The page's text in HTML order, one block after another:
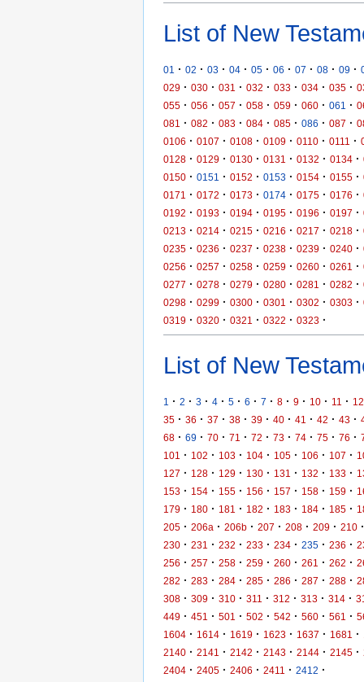
List of New
01 · 02 · 03 · 04 · 05 · 06 · 07 · 08 · 09 ·
029 · 030 · 031 · 032 · 033 · 034 · 035 ·
055 · 056 · 057 · 058 · 059 · 060 · 061 ·
081
· 082 · 083 · 084 · 085 · 086 · 087 ·
0106 · 0107 · 0108 · 0109 · 0110 · 0111 ·
0128 · 0129 · 0130 · 0131 · 0132 · 0134 ·
0150 · 0151 · 0152 · 0153 · 0154 · 0155 ·
0171
· 0172 · 0173 · 0174 · 0175 · 0176 ·
0192 · 0193 · 0194 · 0195 · 0196 · 0197 ·
0213 · 0214 · 0215 · 0216 · 0217 · 0218 ·
0235 · 0236 · 0237 · 0238 · 0239 · 0240 ·
0256 · 0257 · 0258 · 0259 · 0260 · 0261 ·
0277 · 0278 · 0279 · 0280 · 0281 · 0282 ·
0298 · 0299 · 0300 · 0301 · 0302 · 0303 ·
0319 · 0320 · 0321 · 0322 · 0323 ·
List of New
1 · 2 · 3 · 4 · 5 · 6 · 7 · 8 · 9 · 10 · 11 · 12
35 · 36 · 37 · 38 · 39 · 40 · 41 · 42 · 43 ·
68 · 69 · 70 · 71 · 72 · 73 · 74 · 75 · 76 ·
101
· 102 · 103 · 104 · 105 · 106 · 107 ·
127 · 128 · 129 · 130 · 131 · 132 · 133 ·
153 · 154 · 155 · 156 · 157 · 158 · 159 ·
179 · 180 · 181 · 182 · 183 · 184 · 185 ·
205 · 206a · 206b · 207 · 208 · 209 · 210 ·
230 · 231 · 232 · 233 · 234 · 235 · 236 ·
256 · 257 · 258 · 259 · 260 · 261 · 262 ·
282 · 283 · 284 · 285 · 286 · 287 · 288 ·
308 · 309 · 310 · 311 · 312 · 313 · 314 ·
449 · 451 · 501 · 502 · 542 · 560 · 561 ·
1604 · 1614 · 1619 · 1623 · 1637 · 1681 ·
2140 · 2141 · 2142 · 2143 · 2144 · 2145 ·
2404 · 2405 · 2406 · 2411 · 2412 ·